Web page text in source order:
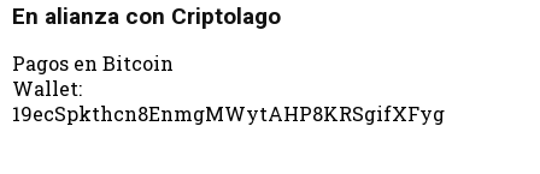
En alianza con Criptolago
Pagos en Bitcoin
Wallet:
19ecSpkthcn8EnmgMWytAHP8KRSgifXFyg